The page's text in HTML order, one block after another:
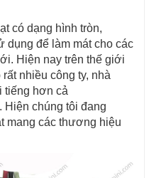
có dạng hình tròn,
dụng để làm mát cho các
Hiện nay trên thế giới
nhiều công ty, nhà
tiếng hơn cả
. Hiện chúng tôi đang
mang các thương hiệu